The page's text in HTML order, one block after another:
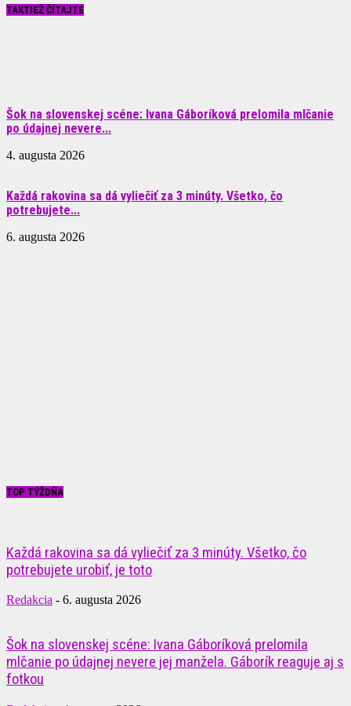
TAKTIEŽ ČÍTAJTE
Šok na slovenskej scéne: Ivana Gáboríková prelomila mlčanie
po údajnej nevere...
4. augusta 2026
Každá rakovina sa dá vyliečiť za 3 minúty. Všetko, čo
potrebujete...
6. augusta 2026
TOP TÝŽDŇA
Každá rakovina sa dá vyliečiť za 3 minúty. Všetko, čo
potrebujete urobiť, je toto
Redakcia - 6. augusta 2026
Šok na slovenskej scéne: Ivana Gáboríková prelomila
mlčanie po údajnej nevere jej manžela. Gáborík reaguje aj s
fotkou